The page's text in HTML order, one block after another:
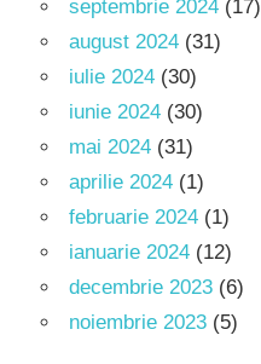
septembrie 2024 (17)
august 2024 (31)
iulie 2024 (30)
iunie 2024 (30)
mai 2024 (31)
aprilie 2024 (1)
februarie 2024 (1)
ianuarie 2024 (12)
decembrie 2023 (6)
noiembrie 2023 (5)